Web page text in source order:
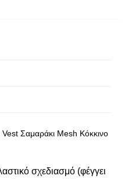
Σαμαράκι Mesh Κόκκινο
σχεδιασμό (φέγγει